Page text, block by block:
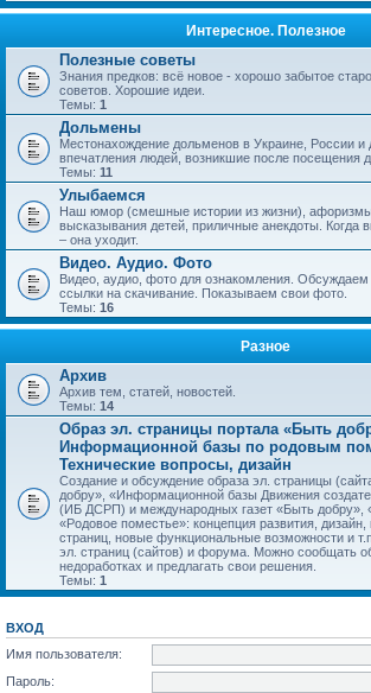
Интересное. Полезное
Полезные советы
Знания предков: всё новое - хорошо забытое
советов. Хорошие идеи.
Темы: 1
Дольмены
Местонахождение дольменов в Украине, России и
впечатления людей, возникшие после посещения
Темы: 11
Улыбаемся
Наш юмор (смешные истории из жизни),
высказывания детей, приличные анекдоты.
– она уходит.
Видео. Аудио. Фото
Видео, аудио, фото для ознакомления.
ссылки на скачивание. Показываем свои фото.
Темы: 16
Разное
Архив
Архив тем, статей, новостей.
Темы: 14
Образ эл. страницы портала «Быть
Информационной базы по родовым
Технические вопросы, дизайн
Создание и обсуждение образа эл. страницы
добру», «Информационной базы Движения
(ИБ ДСРП) и международных газет «Быть добру»,
«Родовое поместье»: концепция развития, дизайн,
страниц, новые функциональные возможности и
эл. страниц (сайтов) и форума. Можно сообщать
недоработках и предлагать свои решения.
Темы: 1
ВХОД
Имя пользователя:
Пароль: